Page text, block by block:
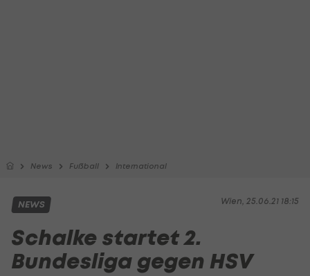
News Fußball International
Wien, 25.06.21 18:15
NEWS
Schalke startet 2.
Bundesliga gegen HSV